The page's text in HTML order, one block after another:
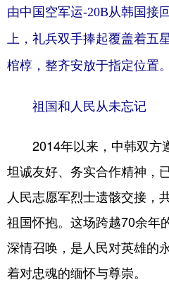
由中国空军运-20B从韩国接
上，礼兵双手捧起覆盖着五
棺椁，整齐安放于指定位置
祖国和人民从未忘记
2014年以来，中韩双方
坦诚友好、务实合作精神，
人民志愿军烈士遗骸交接，
祖国怀抱。这场跨越70余年
深情召唤，是人民对英雄的
着对忠魂的缅怀与尊崇。